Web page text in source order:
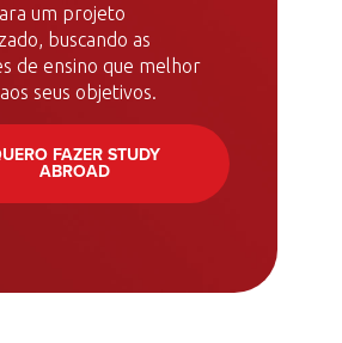
um projeto
buscando as
de ensino que melhor
seus objetivos.
FAZER STUDY
ABROAD